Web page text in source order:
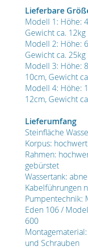
Lieferbare
Modell 1: Höhe:
Gewicht ca. 12kg
Modell 2: Höhe:
Gewicht ca. 25kg
Modell 3: Höhe:
10cm, Gewicht
Modell 4: Höhe:
12cm, Gewicht
Lieferumfang
Steinfläche
Korpus:
Rahmen:
gebürstet
Wassertank:
Kabelführungen
Pumpentechnik:
Eden 106 /
600
und Schrauben